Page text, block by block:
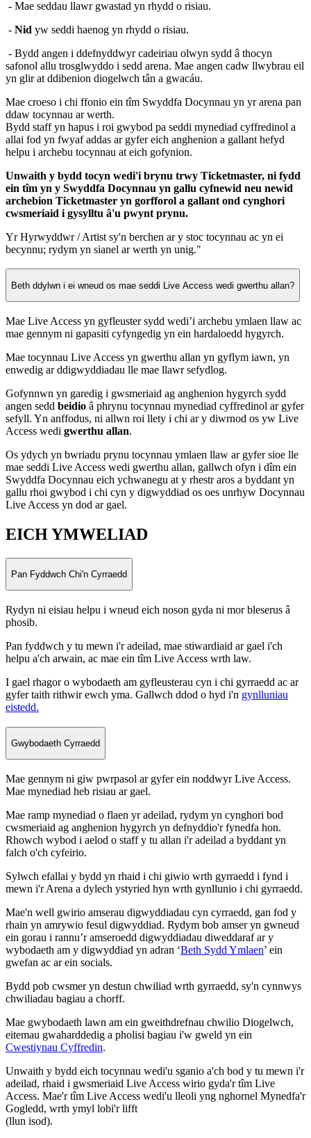
- Mae seddau llawr gwastad yn rhydd o risiau.
- Nid yw seddi haenog yn rhydd o risiau.
- Bydd angen i ddefnyddwyr cadeiriau olwyn sydd â thocyn
safonol allu trosglwyddo i sedd arena. Mae angen cadw llwybrau eil
yn glir at ddibenion diogelwch tân a gwacáu.
Mae croeso i chi ffonio ein tîm Swyddfa Docynnau yn yr arena pan
ddaw tocynnau ar werth.
Bydd staff yn hapus i roi gwybod pa seddi mynediad cyffredinol a
allai fod yn fwyaf addas ar gyfer eich anghenion a gallant hefyd
helpu i archebu tocynnau at eich gofynion.
Unwaith y bydd tocyn wedi'i brynu trwy Ticketmaster, ni fydd
ein tîm yn y Swyddfa Docynnau yn gallu cyfnewid neu newid
archebion Ticketmaster yn gorfforol a gallant ond cynghori
cwsmeriaid i gysylltu â'u pwynt prynu.
Yr Hyrwyddwr / Artist sy'n berchen ar y stoc tocynnau ac yn ei
becynnu; rydym yn sianel ar werth yn unig."
Beth ddylwn i ei wneud os mae seddi Live Access wedi gwerthu allan?
Mae Live Access yn gyfleuster sydd wedi’i archebu ymlaen llaw ac
mae gennym ni gapasiti cyfyngedig yn ein hardaloedd hygyrch.
Mae tocynnau Live Access yn gwerthu allan yn gyflym iawn, yn
enwedig ar ddigwyddiadau lle mae llawr sefydlog.
Gofynnwn yn garedig i gwsmeriaid ag anghenion hygyrch sydd
angen sedd beidio â phrynu tocynnau mynediad cyffredinol ar gyfer
sefyll. Yn anffodus, ni allwn roi llety i chi ar y diwrnod os yw Live
Access wedi gwerthu allan.
Os ydych yn bwriadu prynu tocynnau ymlaen llaw ar gyfer sioe lle
mae seddi Live Access wedi gwerthu allan, gallwch ofyn i dîm ein
Swyddfa Docynnau eich ychwanegu at y rhestr aros a byddant yn
gallu rhoi gwybod i chi cyn y digwyddiad os oes unrhyw Docynnau
Live Access yn dod ar gael.
EICH YMWELIAD
Pan Fyddwch Chi'n Cyrraedd
Rydyn ni eisiau helpu i wneud eich noson gyda ni mor bleserus â
phosib.
Pan fyddwch y tu mewn i'r adeilad, mae stiwardiaid ar gael i'ch
helpu a'ch arwain, ac mae ein tîm Live Access wrth law.
I gael rhagor o wybodaeth am gyfleusterau cyn i chi gyrraedd ac ar
gyfer taith rithwir ewch yma. Gallwch ddod o hyd i'n gynlluniau
eistedd.
Gwybodaeth Cyrraedd
Mae gennym ni giw pwrpasol ar gyfer ein noddwyr Live Access.
Mae mynediad heb risiau ar gael.
Mae ramp mynediad o flaen yr adeilad, rydym yn cynghori bod
cwsmeriaid ag anghenion hygyrch yn defnyddio'r fynedfa hon.
Rhowch wybod i aelod o staff y tu allan i'r adeilad a byddant yn
falch o'ch cyfeirio.
Sylwch efallai y bydd yn rhaid i chi giwio wrth gyrraedd i fynd i
mewn i'r Arena a dylech ystyried hyn wrth gynllunio i chi gyrraedd.
Mae'n well gwirio amserau digwyddiadau cyn cyrraedd, gan fod y
rhain yn amrywio fesul digwyddiad. Rydym bob amser yn gwneud
ein gorau i rannu’r amseroedd digwyddiadau diweddaraf ar y
wybodaeth am y digwyddiad yn adran ‘Beth Sydd Ymlaen’ ein
gwefan ac ar ein socials.
Bydd pob cwsmer yn destun chwiliad wrth gyrraedd, sy'n cynnwys
chwiliadau bagiau a chorff.
Mae gwybodaeth lawn am ein gweithdrefnau chwilio Diogelwch,
eitemau gwaharddedig a pholisi bagiau i'w gweld yn ein
Cwestiynau Cyffredin.
Unwaith y bydd eich tocynnau wedi'u sganio a'ch bod y tu mewn i'r
adeilad, rhaid i gwsmeriaid Live Access wirio gyda'r tîm Live
Access. Mae'r tîm Live Access wedi'u lleoli yng nghornel Mynedfa'r
Gogledd, wrth ymyl lobi'r lifft
(llun isod).